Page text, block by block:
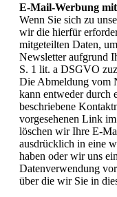
E-Mail-Werbung
Wenn Sie sich zu
wir die hierfür
mitgeteilten Daten,
Newsletter aufgrund
S. 1 lit. a DSGVO
Die Abmeldung vom
kann entweder durch
beschriebene
vorgesehenen Link
löschen wir Ihre E-
ausdrücklich in eine
haben oder wir uns
Datenverwendung
über die wir Sie in